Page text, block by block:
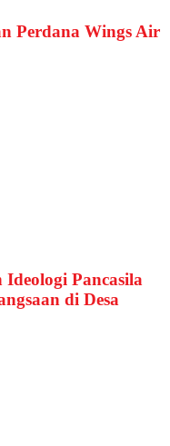
Perdana Wings Air
Pancasila
di Desa